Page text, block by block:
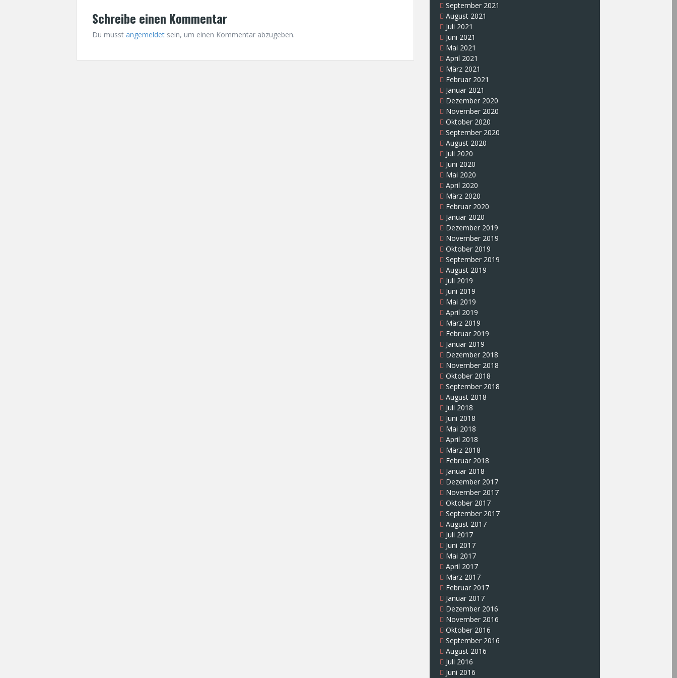
v
Schreibe einen Kommentar
Du musst angemeldet sein, um einen Kommentar abzugeben.
September 2021
August 2021
Juli 2021
Juni 2021
Mai 2021
April 2021
März 2021
Februar 2021
Januar 2021
Dezember 2020
November 2020
Oktober 2020
September 2020
August 2020
Juli 2020
Juni 2020
Mai 2020
April 2020
März 2020
Februar 2020
Januar 2020
Dezember 2019
November 2019
Oktober 2019
September 2019
August 2019
Juli 2019
Juni 2019
Mai 2019
April 2019
März 2019
Februar 2019
Januar 2019
Dezember 2018
November 2018
Oktober 2018
September 2018
August 2018
Juli 2018
Juni 2018
Mai 2018
April 2018
März 2018
Februar 2018
Januar 2018
Dezember 2017
November 2017
Oktober 2017
September 2017
August 2017
Juli 2017
Juni 2017
Mai 2017
April 2017
März 2017
Februar 2017
Januar 2017
Dezember 2016
November 2016
Oktober 2016
September 2016
August 2016
Juli 2016
Juni 2016